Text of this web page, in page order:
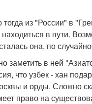
из "России" в
в пути.
она, по
заметить в ней
что узбек - хан
и орды. Сложно
право на